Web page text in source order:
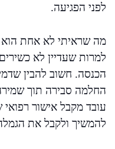
לפני הפגיעה.
מה שראיתי לא אחת הוא
למרות שעדיין לא
הכנסה. חשוב להבין
החלמה סבירה תוך
עובד מקבל אישור רפואי
להמשיך ולקבל את